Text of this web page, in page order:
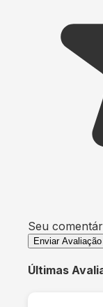
Seu
Enviar Avaliação
Últimas